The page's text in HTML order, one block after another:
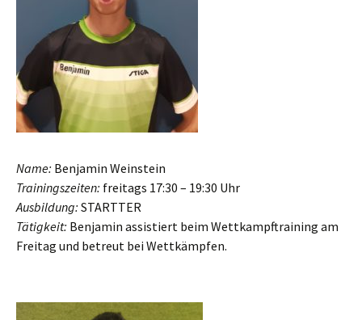
Name: Benjamin Weinstein
Trainingszeiten: freitags 17:30 – 19:30 Uhr
Ausbildung: STARTTER
Tätigkeit: Benjamin assistiert beim Wettkampftraining am
Freitag und betreut bei Wettkämpfen.